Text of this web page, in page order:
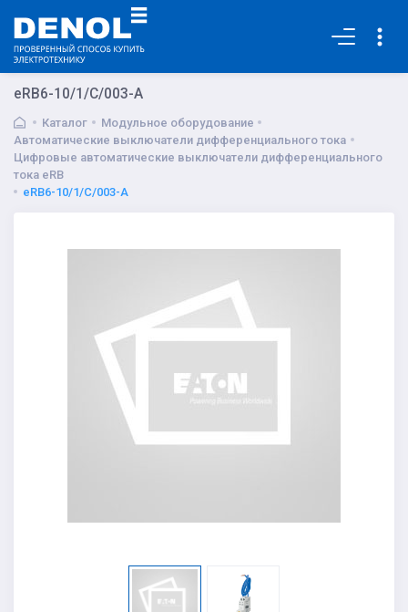
eRB6-10/1/C/003-A
Каталог
Модульное оборудование
Автоматические выключатели дифференциального тока
Цифровые автоматические выключатели дифференциального
тока eRB
eRB6-10/1/C/003-A